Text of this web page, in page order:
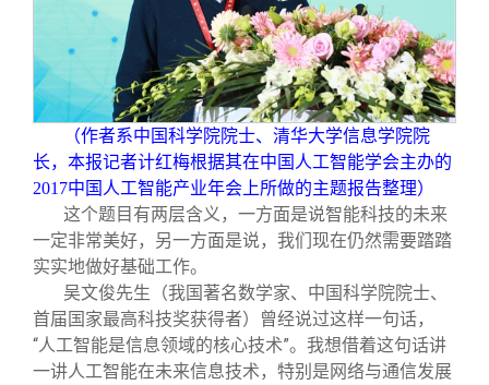
校友服务
终身学习
信息化服务
三创大赛
实用信息
校友总会
总会简介
会长致辞
总会章程
理事会名单
关闭
（作者系中国科学院院士、清华大学信息学院院
长，本报记者计红梅根据其在中国人工智能学会主办的
2017中国人工智能产业年会上所做的主题报告整理）
这个题目有两层含义，一方面是说智能科技的未来
一定非常美好，另一方面是说，我们现在仍然需要踏踏
实实地做好基础工作。
吴文俊先生（我国著名数学家、中国科学院院士、
首届国家最高科技奖获得者）曾经说过这样一句话，
“人工智能是信息领域的核心技术”。我想借着这句话讲
一讲人工智能在未来信息技术，特别是网络与通信发展